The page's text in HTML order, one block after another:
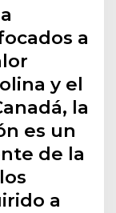
a
y el
la
es un
de la
a